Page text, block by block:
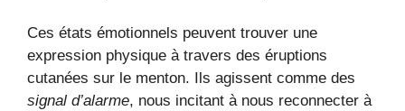
Ces états émotionnels peuvent trouver une
expression physique à travers des éruptions
cutanées sur le menton. Ils agissent comme des
signal d’alarme, nous incitant à nous reconnecter à